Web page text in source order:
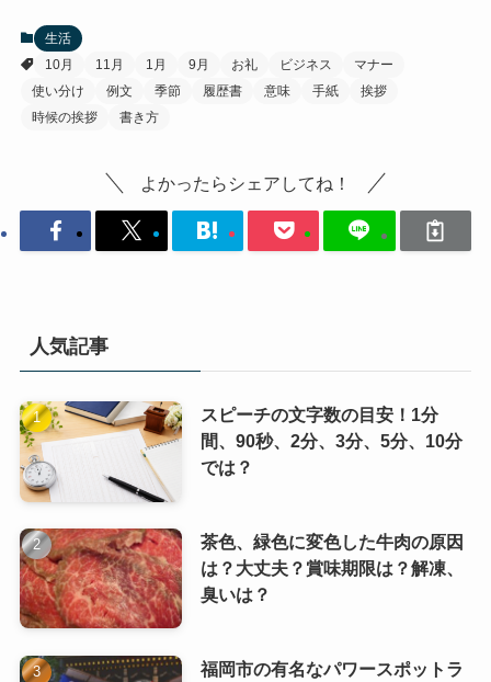
生活
10月
11月 1月 9月 お礼 ビジネス
マナー
使い分け
例文 季節 履歴書 意味 手紙
挨拶
時候の挨拶
書き方
よかったらシェアしてね！
人気記事
スピーチの文字数の目安！1分
間、90秒、2分、3分、5分、10分
では？
茶色、緑色に変色した牛肉の原因
は？大丈夫？賞味期限は？解凍、
臭いは？
福岡市の有名なパワースポットラ